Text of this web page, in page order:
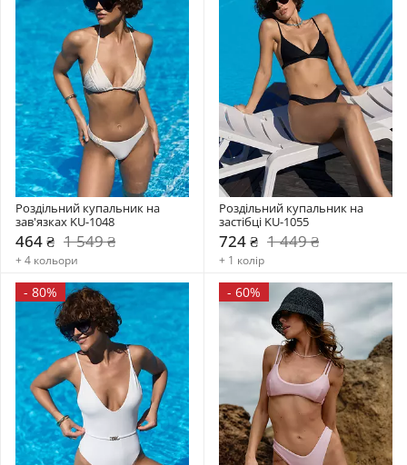
Роздільний купальник на
зав'язках KU-1048
464 ₴ 1 549 ₴
+ 4 кольори
Роздільний купальник на
застібці KU-1055
724 ₴ 1 449 ₴
+ 1 колір
- 80% - 60%